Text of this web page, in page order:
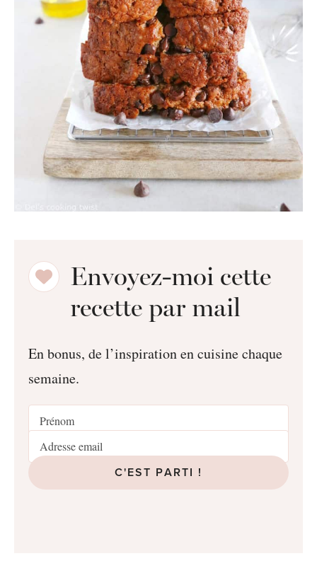
Envoyez-moi cette
recette par mail
En bonus, de l’inspiration en cuisine chaque
semaine.
C'EST PARTI !